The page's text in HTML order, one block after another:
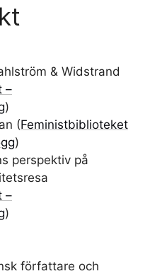
& Widstrand
–
)
(Feministbiblioteket
)
perspektiv på
–
)
författare och